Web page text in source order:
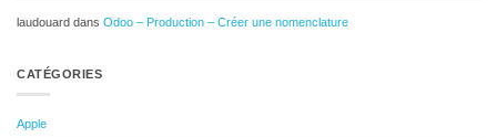
laudouard dans Odoo – Production – Créer une nomenclature
CATÉGORIES
Apple